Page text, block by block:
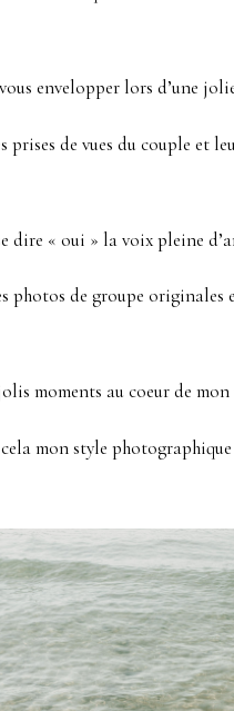
envelopper lors d’une
prises de vues du couple et
dire « oui » la voix pleine
photos de groupe originales
moments au coeur de
mon style